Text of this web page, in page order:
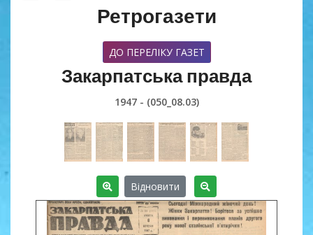
Ретрогазети
ДО ПЕРЕЛІКУ ГАЗЕТ
Закарпатська правда
1947 - (050_08.03)
Відновити